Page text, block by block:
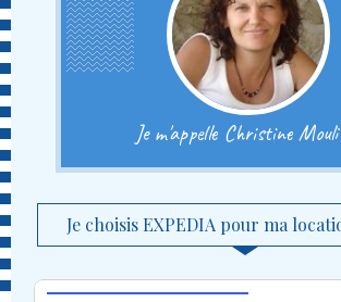
Je m'appelle Christine
Je choisis EXPEDIA pour ma